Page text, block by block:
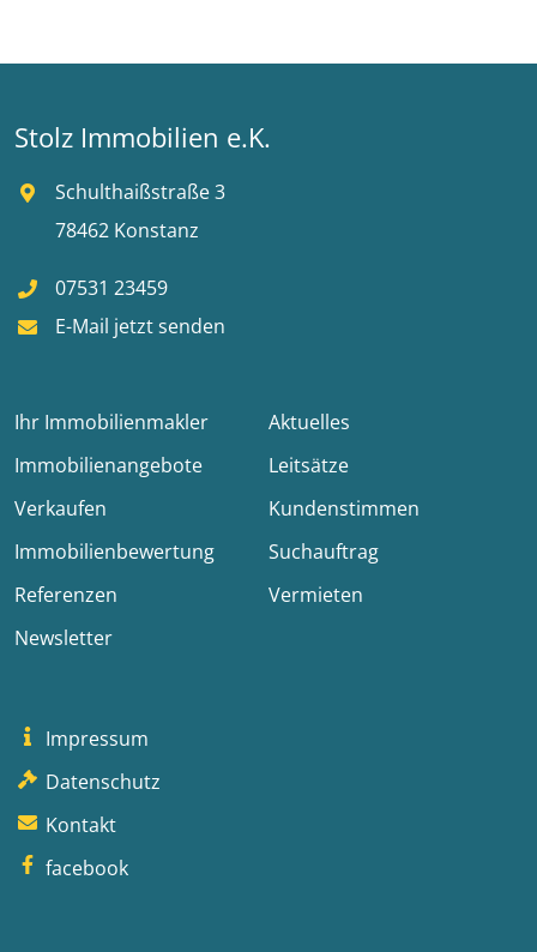
Stolz Immobilien e.K.
Schulthaißstraße 3
78462 Konstanz
07531 23459
E-Mail jetzt senden
Ihr Immobilienmakler
Aktuelles
Immobilienangebote
Leitsätze
Verkaufen
Kundenstimmen
Immobilienbewertung
Suchauftrag
Referenzen
Vermieten
Newsletter
Impressum
Datenschutz
Kontakt
facebook